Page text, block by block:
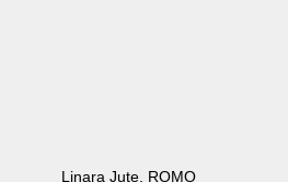
Linara Jute, ROMO